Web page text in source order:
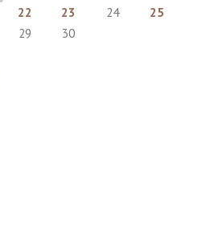
22 23 24
25
29 30